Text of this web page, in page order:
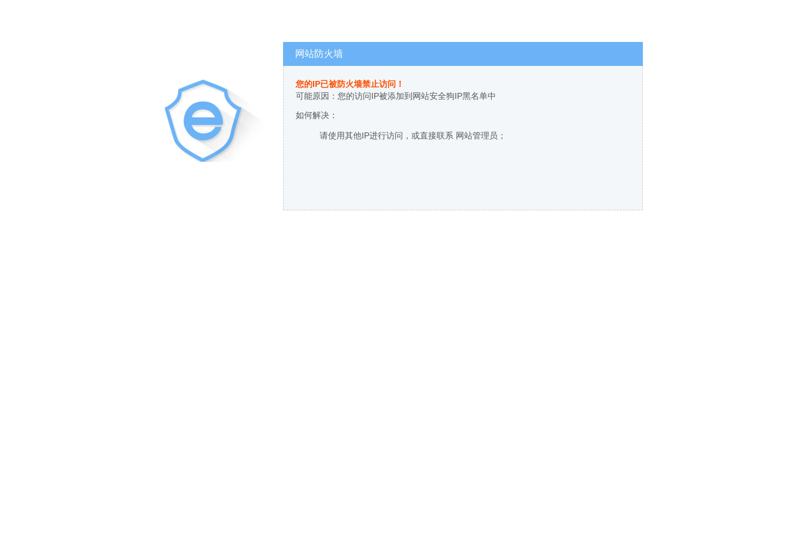
网站防火墙
您的IP已被防火墙禁止访问！
可能原因：您的访问IP被添加到网站安全狗IP黑名单中
如何解决：
请使用其他IP进行访问，或直接联系 网站管理员；